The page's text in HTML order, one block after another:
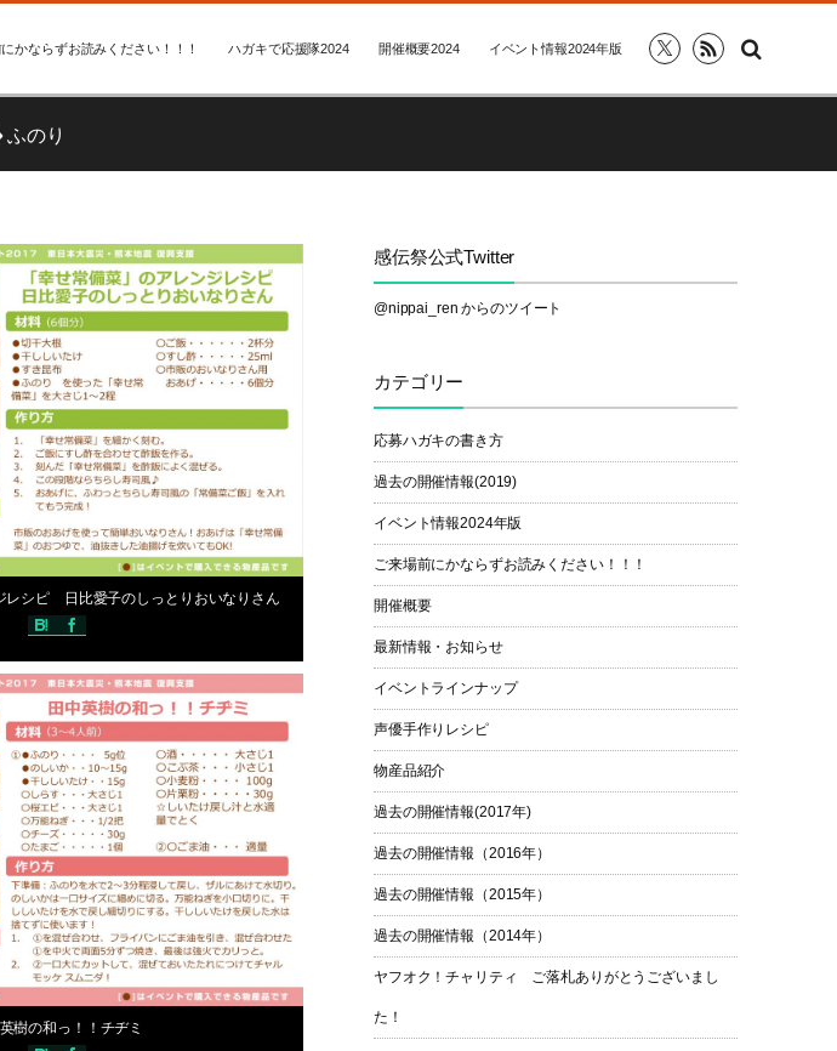
かならずお読みください！！！ ハガキで応援隊2024 開催概要2024 イベント情報2024年版
ふのり
レシピ 日比愛子のしっとりおいなりさん
編集スタッフ Ｎ
樹の和っ！！チヂミ
編集スタッフ Ｎ
感伝祭公式Twitter
@nippai_ren からのツイート
カテゴリー
応募ハガキの書き方
過去の開催情報(2019)
イベント情報2024年版
ご来場前にかならずお読みください！！！
開催概要
最新情報・お知らせ
イベントラインナップ
声優手作りレシピ
物産品紹介
過去の開催情報(2017年)
過去の開催情報（2016年）
過去の開催情報（2015年）
過去の開催情報（2014年）
ヤフオク！チャリティ ご落札ありがとうございまし
た！